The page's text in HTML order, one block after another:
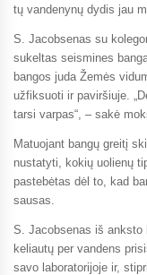
tų vandenynų dydis jau
S. Jacobsenas su
sukeltas seismines
bangos juda Žemės
užfiksuoti ir paviršiuje.
tarsi varpas“, – sakė
Matuojant bangų greitį
nustatyti, kokių uolienų
pastebėtas dėl to, kad
sausas.
S. Jacobsenas iš anksto
keliautų per vandens
savo laboratorijoje ir,